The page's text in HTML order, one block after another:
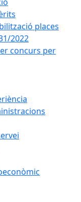
places
2022
concurs per